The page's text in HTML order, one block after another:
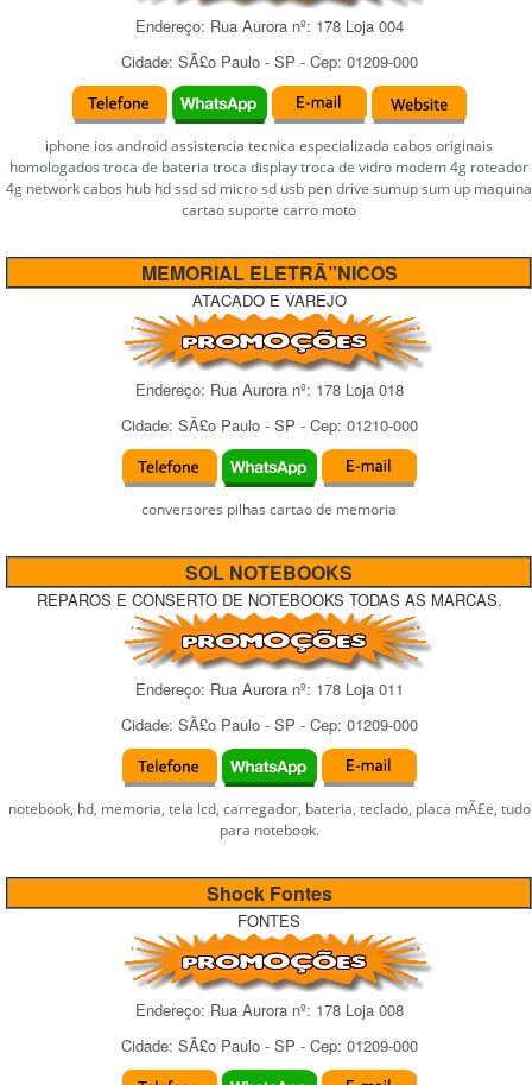
Endereço: Rua Auroranº: 178 Loja 004
Cidade: SÃ£o Paulo- SP - Cep: 01209-000
iphone ios android assistencia tecnica especializada cabos originais
homologados troca de bateria troca display troca de vidro modem 4g roteador
4g network cabos hub hd ssd sd micro sd usb pen drive sumup sum up maquina
cartao suporte carro moto
MEMORIAL ELETRÃ”NICOS
ATACADO E VAREJO
Endereço: Rua Auroranº: 178 Loja 018
Cidade: SÃ£o Paulo- SP - Cep: 01210-000
conversores pilhas cartao de memoria
SOL NOTEBOOKS
REPAROS E CONSERTO DE NOTEBOOKS TODAS AS MARCAS.
Endereço: Rua Auroranº: 178 Loja 011
Cidade: SÃ£o Paulo- SP - Cep: 01209-000
notebook, hd, memoria, tela lcd, carregador, bateria, teclado, placa mÃ£e, tudo
para notebook.
Shock Fontes
FONTES
Endereço: Rua Auroranº: 178 Loja 008
Cidade: SÃ£o Paulo- SP - Cep: 01209-000